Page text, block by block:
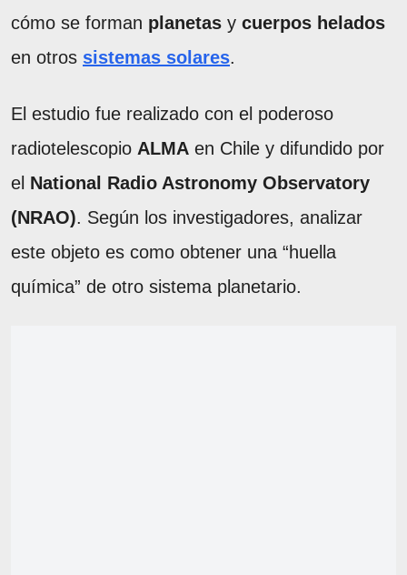
cómo se forman planetas y cuerpos helados
en otros sistemas solares.
El estudio fue realizado con el poderoso
radiotelescopio ALMA en Chile y difundido por
el National Radio Astronomy Observatory
(NRAO). Según los investigadores, analizar
este objeto es como obtener una “huella
química” de otro sistema planetario.